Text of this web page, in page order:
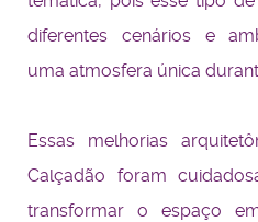
diferentes cenários e
uma atmosfera única
Essas melhorias
Calçadão foram
transformar o espaço